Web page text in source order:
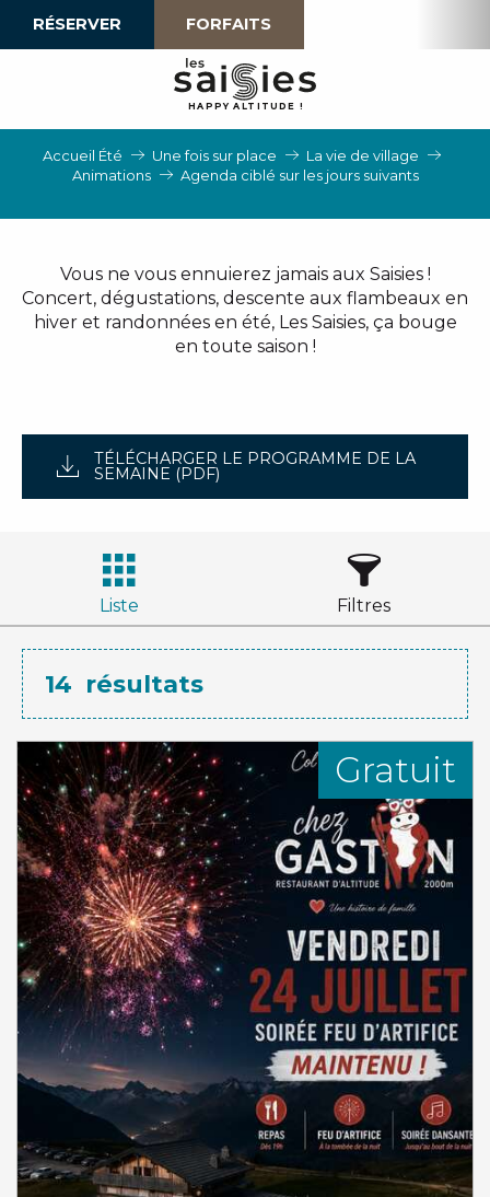
RÉSERVER FORFAITS
HAPPY ALTI TU D E !
Accueil Été Une fois sur place
La vie de village
Animations
Agenda ciblé sur les jours suivants
Vous ne vous ennuierez jamais aux Saisies !
Concert, dégustations, descente aux flambeaux en
hiver et randonnées en été, Les Saisies, ça bouge
en toute saison !
TÉLÉCHARGER LE PROGRAMME DE LA
SEMAINE (PDF)
Liste Filtres
14 résultats
Gratuit